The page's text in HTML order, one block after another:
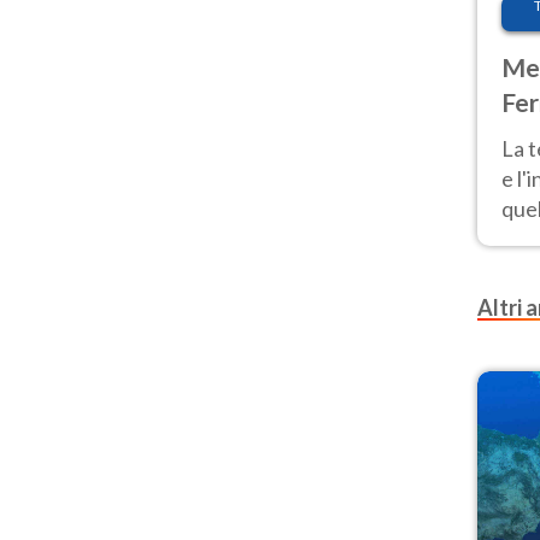
La
e
Altri